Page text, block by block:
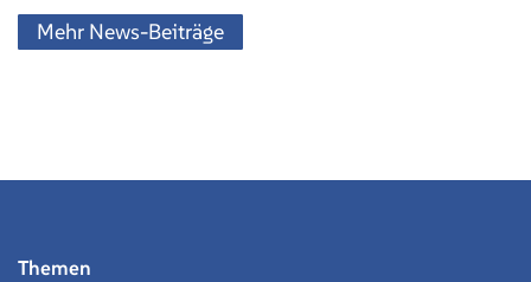
Mehr News-Beiträge
Themen